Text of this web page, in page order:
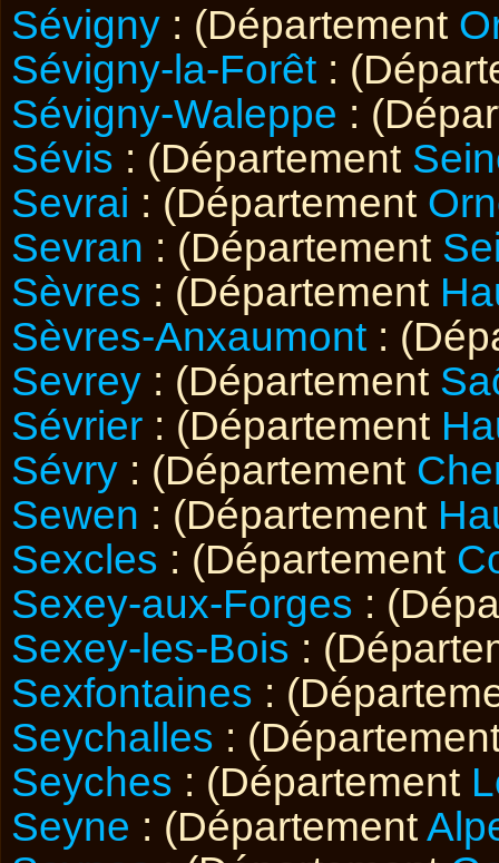
Sévigny : (Département
Sévigny-la-Forêt :
Sévigny-Waleppe :
Sévis : (Département
Sevrai : (Département
Sevran : (Département
Sèvres : (Département
Sèvres-Anxaumont :
Sevrey : (Département
Sévrier : (Département
Sévry : (Département
Sewen : (Département
Sexcles : (Département
Sexey-aux-Forges :
Sexey-les-Bois :
Sexfontaines :
Seychalles :
Seyches : (Département
Seyne : (Département